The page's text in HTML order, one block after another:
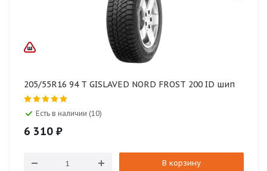
205/55R16 94 T GISLAVED NORD FROST 200 ID шип
Есть в наличии (10)
6 310 ₽
В корзину